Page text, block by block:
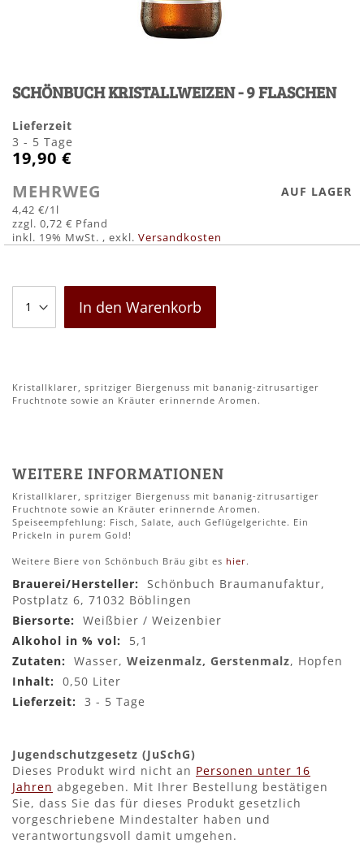
SCHÖNBUCH KRISTALLWEIZEN - 9 FLASCHEN
Lieferzeit
3 - 5 Tage
19,90 €
MEHRWEG
4,42 €/1l
0,72 €
inkl. 19% MwSt. , exkl. Versandkosten
AUF LAGER
In den Warenkorb
Kristallklarer, spritziger Biergenuss mit bananig-zitrusartiger
Fruchtnote sowie an Kräuter erinnernde Aromen.
der
Bildergalerie
springen
WEITERE INFORMATIONEN
Kristallklarer, spritziger Biergenuss mit bananig-zitrusartiger
Fruchtnote sowie an Kräuter erinnernde Aromen.
Speiseempfehlung: Fisch, Salate, auch Geflügelgerichte. Ein
Prickeln in purem Gold!
Weitere Biere von Schönbuch Bräu gibt es hier.
Mehr
Informationen
Schönbuch Braumanufaktur,
Postplatz 6, 71032 Böblingen
Weißbier / Weizenbier
5,1
Wasser, Weizenmalz, Gerstenmalz, Hopfen
0,50 Liter
3 - 5 Tage
Jugendschutzgesetz (JuSchG)
Dieses Produkt wird nicht an Personen unter 16
Jahren abgegeben. Mit Ihrer Bestellung bestätigen
Sie, dass Sie das für dieses Produkt gesetzlich
vorgeschriebene Mindestalter haben und
verantwortungsvoll damit umgehen.